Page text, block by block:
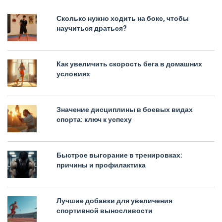
Сколько нужно ходить на бокс, чтобы
научиться драться?
Как увеличить скорость бега в домашних
условиях
Значение дисциплины в боевых видах
спорта: ключ к успеху
Быстрое выгорание в тренировках:
причины и профилактика
Лучшие добавки для увеличения
спортивной выносливости